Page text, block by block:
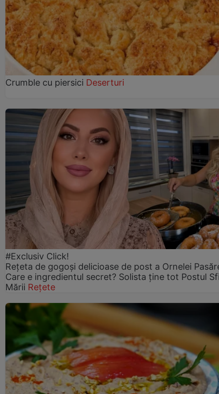
Crumble cu piersici Deserturi
#Exclusiv Click!
Rețeta de gogoşi delicioase de post a Ornelei
Care e ingredientul secret? Solista ține tot Postul
Mării Rețete